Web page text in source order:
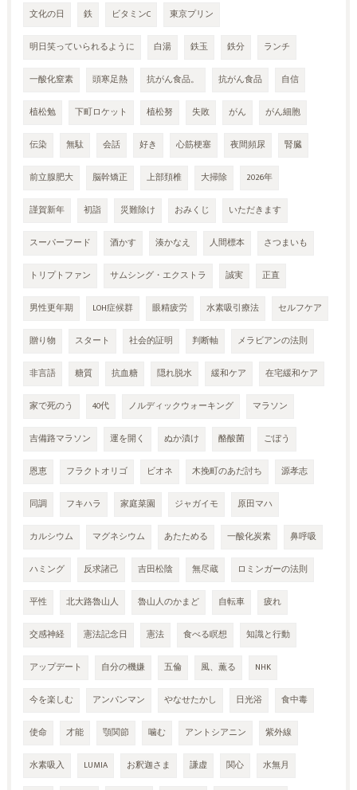
文化の日 鉄 ビタミンC 東京プリン
明日笑っていられるように 白湯 鉄玉 鉄分 ランチ
一酸化窒素 頭寒足熱 抗がん食品。 抗がん食品 自信
植松勉 下町ロケット 植松努 失敗 がん がん細胞
伝染 無駄 会話 好き 心筋梗塞 夜間頻尿 腎臓
前立腺肥大 脳幹矯正 上部頚椎 大掃除 2026年
謹賀新年 初詣 災難除け おみくじ いただきます
スーパーフード 酒かす 湊かなえ 人間標本 さつまいも
トリプトファン サムシング・エクストラ 誠実 正直
男性更年期 LOH症候群 眼精疲労 水素吸引療法 セルフケア
贈り物 スタート 社会的証明 判断軸 メラビアンの法則
非言語 糖質 抗血糖 隠れ脱水 緩和ケア 在宅緩和ケア
家で死のう 40代 ノルディックウォーキング マラソン
吉備路マラソン 運を開く ぬか漬け 酪酸菌 ごぼう
恩恵 フラクトオリゴ ビオネ 木挽町のあだ討ち 源孝志
同調 フキハラ 家庭菜園 ジャガイモ 原田マハ
カルシウム マグネシウム あたためる 一酸化炭素 鼻呼吸
ハミング 反求諸己 吉田松陰 無尽蔵 ロミンガーの法則
平性 北大路魯山人 魯山人のかまど 自転車 疲れ
交感神経 憲法記念日 憲法 食べる瞑想 知識と行動
アップデート 自分の機嫌 五倫 風、薫る NHK
今を楽しむ アンパンマン やなせたかし 日光浴 食中毒
使命 才能 顎関節 噛む アントシアニン 紫外線
水素吸入 LUMIA お釈迦さま 謙虚 関心 水無月